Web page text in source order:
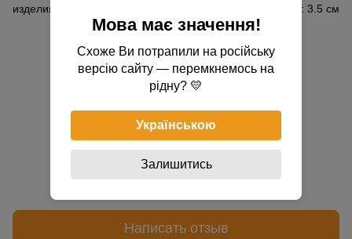
изделиях. Высота: 5 см Диаметр верха: 2.5 см Диаметр: 3.5 см
Отзывы
Добавьте первый отзыв
Написать отзыв
Мова має значення!
Схоже Ви потрапили на російську
версію сайту — перемкнемось на
рідну? 💛
Українською
Залишитись